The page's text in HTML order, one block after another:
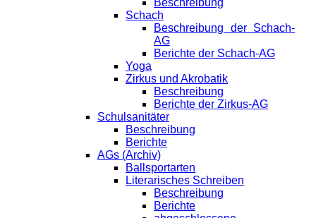
Beschreibung
Schach
Beschreibung der Schach-
AG
Berichte der Schach-AG
Yoga
Zirkus und Akrobatik
Beschreibung
Berichte der Zirkus-AG
Schulsanitäter
Beschreibung
Berichte
AGs (Archiv)
Ballsportarten
Literarisches Schreiben
Beschreibung
Berichte